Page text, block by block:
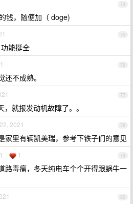
74
钱，随便加（ doge)
75
能挺全
76
不成熟。
77
就报发动机故障了。。
78
2021
家里有辆凯美瑞，参考下铁子们的意见
79
1
路毒瘤，冬天纯电车个个开得跟蜗牛一
80